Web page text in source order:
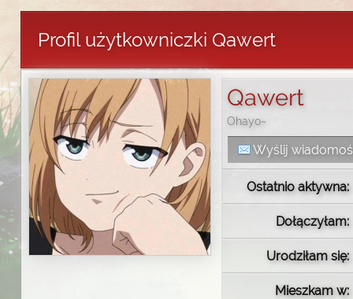
Profil użytkowniczki Qawert
Qawert
Ohayo~
Wyślij
Ostatnio aktywna:
Dołączyłam:
Urodziłam się:
Mieszkam w: